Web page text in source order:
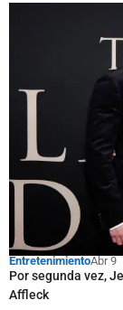
EntretenimientoAbr 9
Por segunda vez,
Affleck